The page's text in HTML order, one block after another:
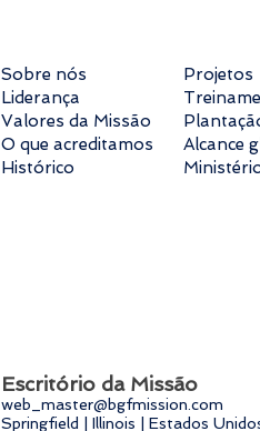
Sobre nós
Liderança
Valores da Missão
O que acreditamos
Histórico
Projetos
Alcance
Escritório da Missão
web_master@bgfmission.com
Springfield | Illinois | Estados